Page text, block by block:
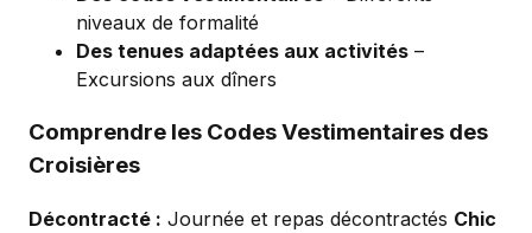
niveaux de formalité
Des tenues adaptées aux activités –
Excursions aux dîners
Comprendre les Codes Vestimentaires des
Croisières
Décontracté : Journée et repas décontractés Chic